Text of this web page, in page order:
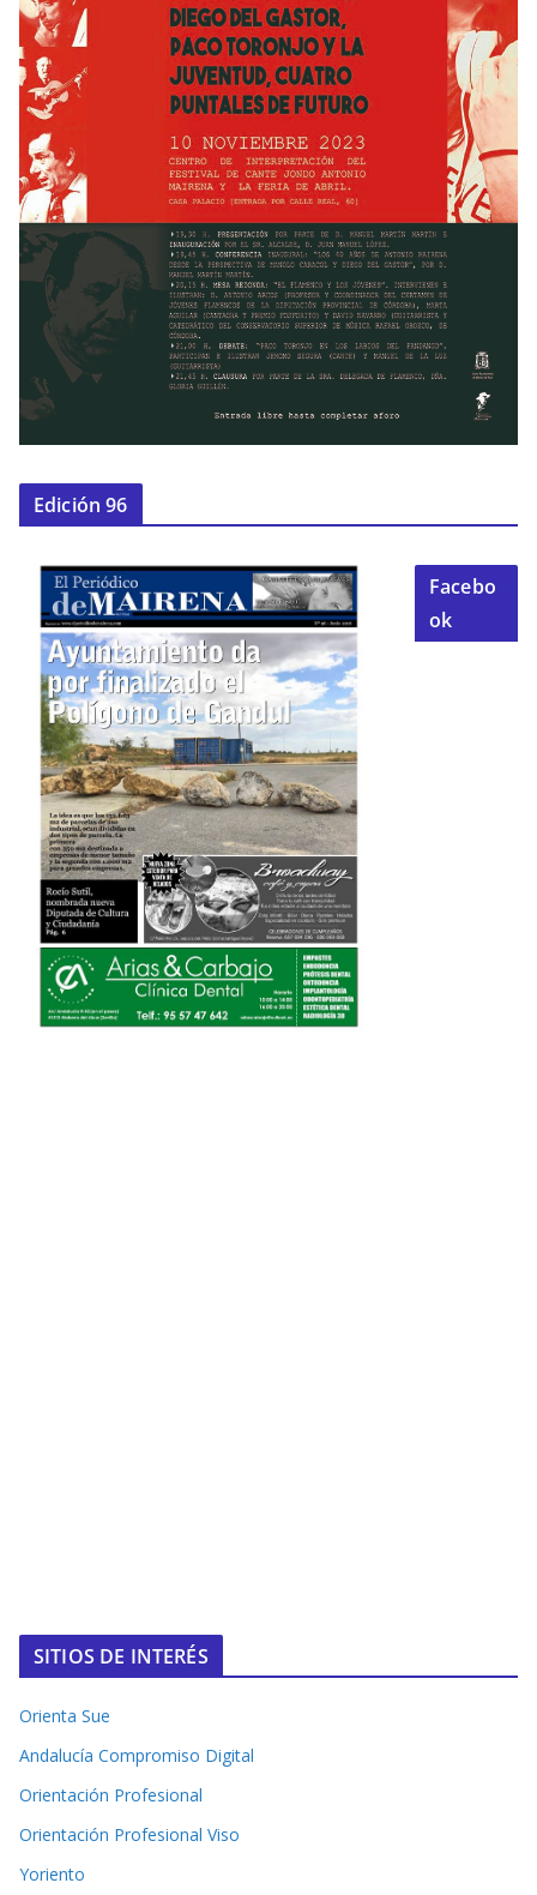
Edición 96
Facebo
ok
SITIOS DE INTERÉS
Orienta Sue
Andalucía Compromiso Digital
Orientación Profesional
Orientación Profesional Viso
Yoriento